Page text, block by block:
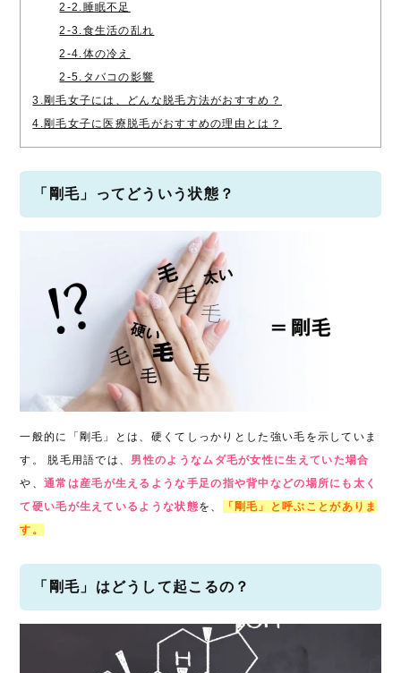
2-2.睡眠不足
2-3.食生活の乱れ
2-4.体の冷え
2-5.タバコの影響
3.剛毛女子には、どんな脱毛方法がおすすめ？
4.剛毛女子に医療脱毛がおすすめの理由とは？
「剛毛」ってどういう状態？
一般的に「剛毛」とは、硬くてしっかりとした強い毛を示していま
す。 脱毛用語では、 男性のようなムダ毛が女性に生えていた場合
や、 通常は産毛が生えるような手足の指や背中などの場所にも太く
て硬い毛が生えているような状態を、
「剛毛」と呼ぶことがありま
す。
「剛毛」はどうして起こるの？